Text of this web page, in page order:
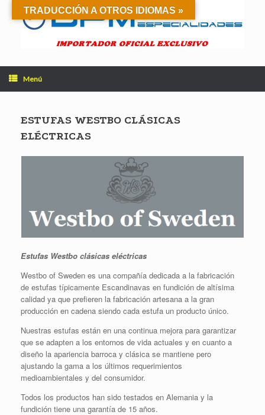
contenido
Menú
ESTUFAS WESTBO CLÁSICAS
ELÉCTRICAS
Estufas Westbo clásicas eléctricas
Westbo of Sweden es una compañía dedicada a la fabricación
de estufas típicamente Escandinavas en fundición de altísima
calidad ya que prefieren la fabricación artesana a la gran
producción en cadena siendo cada estufa un producto único.
Nuestras estufas están en una continua mejora para garantizar
que se adapten a los entornos de vida actuales y en cuanto a
diseño la apariencia barroca y clásica se mantiene pero
ajustando la gama a los últimos requerimientos
medioambientales y del consumidor.
Todos los productos han sido testados en Alemania y la
fundición tiene una garantía de 15 años.
TRADUCCIÓN A OTROS IDIOMAS »